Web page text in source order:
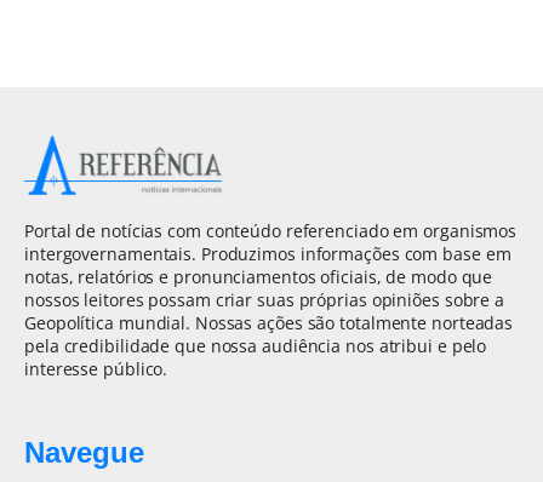
Portal de notícias com conteúdo referenciado em organismos
intergovernamentais. Produzimos informações com base em
notas, relatórios e pronunciamentos oficiais, de modo que
nossos leitores possam criar suas próprias opiniões sobre a
Geopolítica mundial. Nossas ações são totalmente norteadas
pela credibilidade que nossa audiência nos atribui e pelo
interesse público.
Navegue